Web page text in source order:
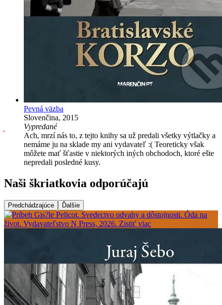
Pevná väzba
Slovenčina, 2015
Vypredané
Ach, mrzí nás to, z tejto knihy sa už predali všetky výtlačky a
nemáme ju na sklade my ani vydavateľ :( Teoreticky však
môžete mať šťastie v niektorých iných obchodoch, ktoré ešte
nepredali posledné kusy.
Naši škriatkovia odporúčajú
Predchádzajúce Ďalšie